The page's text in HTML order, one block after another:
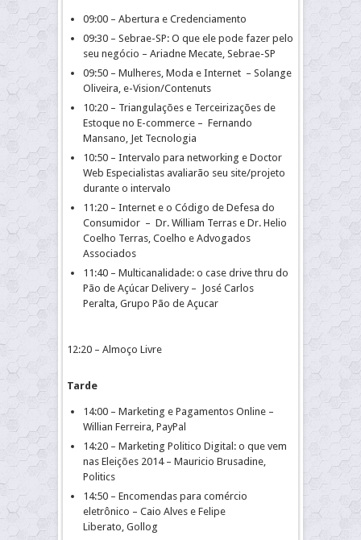
09:00 – Abertura e Credenciamento
09:30 – Sebrae-SP: O que ele pode fazer pelo
seu negócio – Ariadne Mecate, Sebrae-SP
09:50 – Mulheres, Moda e Internet – Solange
Oliveira, e-Vision/Contenuts
10:20 – Triangulações e Terceirizações de
Estoque no E-commerce – Fernando
Mansano, Jet Tecnologia
10:50 – Intervalo para networking e Doctor
Web Especialistas avaliarão seu site/projeto
durante o intervalo
11:20 – Internet e o Código de Defesa do
Consumidor – Dr. William Terras e Dr. Helio
Coelho Terras, Coelho e Advogados
Associados
11:40 – Multicanalidade: o case drive thru do
Pão de Açúcar Delivery – José Carlos
Peralta, Grupo Pão de Açucar
12:20 – Almoço Livre
Tarde
14:00 – Marketing e Pagamentos Online –
Willian Ferreira, PayPal
14:20 – Marketing Politico Digital: o que vem
nas Eleições 2014 – Mauricio Brusadine,
Politics
14:50 – Encomendas para comércio
eletrônico – Caio Alves e Felipe
Liberato, Gollog